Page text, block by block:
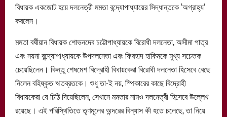
বিধায়ক একজোট হয়ে দলনেত্রী মমতা বন্দ্যোপাধ্যায়ের সিদ্ধান্তকে ‘অগ্রাহ্য’
করলেন।
মমতা বর্ষীয়ান বিধায়ক শোভনদেব চট্টোপাধ্যায়কে বিরোধী দলনেতা, অসীমা পাত্র
এবং নয়না বন্দ্যোপাধ্যায়কে উপদলনেতা এবং ফিরহাদ হাকিমকে মুখ্য সচেতক
চেয়েছিলেন। কিন্তু শেষমেশ বিদ্রোহী বিধায়কেরা বিরোধী দলনেতা হিসেবে বেছে
নিলেন বহিষ্কৃত ঋতব্রতকে। শুধু তা-ই নয়, স্পিকারের কাছে বিদ্রোহী
বিধায়কেরা যে চিঠি দিয়েছিলেন, সেখানে মমতার নামও দলনেত্রী হিসেবে উল্লেখ
রয়েছে। এই পরিস্থিতিতে তৃণমূলের অন্দরের বিন্যাস কী হতে চলেছে, তা নিয়ে